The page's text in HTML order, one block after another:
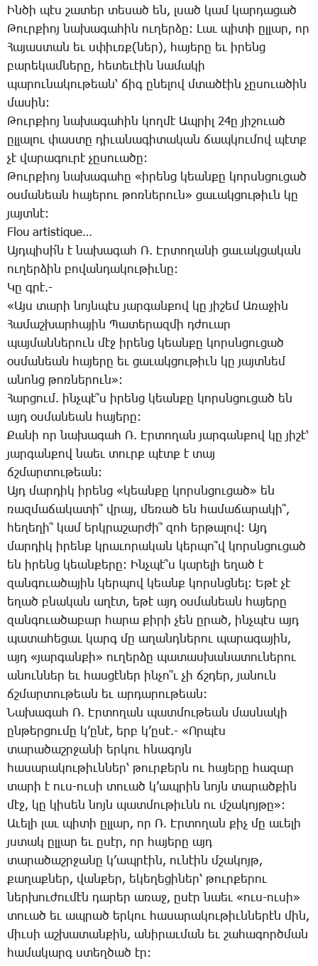
Ին­ծի պէս շա­տեր տե­սած են, լսած կամ կար­դա­ցած
­Թուր­քիոյ նա­խա­գա­հին ու­ղեր­ձը: ­Լաւ պի­տի ըլ­լար, որ
­Հա­յաս­տան եւ սփիւռք(ներ), հա­յե­րը եւ ի­րենց
բա­րե­կամ­նե­րը, հե­տե­ւէին նա­մա­կի
պա­րու­նա­կու­թեան՝ ճիգ ը­նե­լով մտա­ծէին չը­սո­ւա­ծին
մա­սին:
­Թուր­քիոյ նա­խա­գա­հին կող­մէ Ապ­րիլ 24ը յի­շո­ւած
ըլ­լա­լու փաս­տը դի­ւա­նա­գի­տա­կան ճապ­կու­մով պէտք
չէ վա­րա­գու­րէ չը­սո­ւա­ծը:
­Թուր­քիոյ նա­խա­գա­հը «ի­րենց կեան­քը կորսն­ցու­ցած
օս­մա­նեան հա­յե­րու թոռ­նե­րուն» ցա­ւակ­ցու­թիւն կը
յայտ­նէ:
Flou artistique…
Այդ­պի­սի՛ն է նա­խա­գահ Ռ. Էր­տո­ղա­նի ցա­ւակ­ցա­կան
ու­ղեր­ձին բո­վան­դա­կու­թիւ­նը:
­Կը գրէ.-
«Այս տա­րի նոյն­պէս յար­գան­քով կը յի­շեմ Ա­ռա­ջին
­Հա­մաշ­խար­հա­յին ­Պա­տե­րազ­մի դժո­ւար
պայ­ման­նե­րուն մէջ ի­րենց կեան­քը կորսն­ցու­ցած
օս­մա­նեան հա­յե­րը եւ ցա­ւակ­ցու­թիւն կը յայտ­նեմ
ա­նոնց թոռ­նե­րուն»:
­Հար­ցում. ինչ­պէ՞ս ի­րենց կեան­քը կորսն­ցու­ցած են
այդ օս­մա­նեան հա­յե­րը:
­Քա­նի որ նա­խա­գահ Ռ. Էր­տո­ղան յար­գան­քով կը յի­շէ՝
յար­գան­քով նաեւ տուրք պէտք է տայ
ճշմար­տու­թեան:
Այդ մար­դիկ ի­րենց «կեան­քը կորսնցու­ցած» են
ռազ­մա­ճա­կա­տի՞ վրայ, մե­ռած են հա­մա­ճա­րա­կի՞,
հե­ղե­ղի՞ կամ երկ­րա­շար­ժի՞ զոհ եր­թա­լով: Այդ
մար­դիկ ի­րենք կրա­ւո­րա­կան կեր­պո՞վ կորսն­ցու­ցած
են ի­րենց կեան­քե­րը: Ինչ­պէ՞ս կա­րե­լի ե­ղած է
զան­գուա­ծա­յին կեր­պով կեանք կորսնց­նել: Ե­թէ չէ
ե­ղած բնա­կան ա­ղէտ, ե­թէ այդ օս­մա­նեան հա­յե­րը
զան­գո­ւա­ծա­բար հա­րա քի­րի չեն ը­րած, ինչ­պէս այդ
պա­տա­հե­ցաւ կարգ մը ա­ղանդ­նե­րու պա­րա­գա­յին,
այդ «յար­գան­քի» ու­ղեր­ձը պա­տաս­խա­նա­տու­նե­րու
ա­նուն­ներ եւ հաս­ցէ­ներ ին­չո՞ւ չի ճշդեր, յա­նուն
ճշմար­տու­թեան եւ ար­դա­րու­թեան:
­Նա­խա­գահ Ռ. Էր­տո­ղան պատ­մու­թեան մաս­նա­կի
ըն­թեր­ցու­մը կ’ը­նէ, երբ կ’ը­սէ.- «Որ­պէս
տա­րա­ծաշր­ջա­նի եր­կու հնա­գոյն
հա­սա­րա­կու­թիւն­ներ՝ թուր­քերն ու հա­յե­րը հա­զար
տա­րի է ուս-ու­սի տո­ւած կ’ապ­րին նոյն տա­րած­քին
մէջ, կը կի­սեն նոյն պատ­մու­թիւնն ու մշա­կոյ­թը»:
Ա­ւե­լի լաւ պի­տի ըլ­լար, որ Ռ. Էր­տո­ղան քիչ մը ա­ւե­լի
յստակ ըլ­լար եւ ը­սէր, որ հա­յե­րը այդ
տա­րա­ծաշր­ջա­նը կ’ապ­րէին, ու­նէին մշա­կոյթ,
քա­ղաք­ներ, վան­քեր, ե­կե­ղե­ցի­ներ՝ թուր­քե­րու
ներ­խու­ժու­մէն դա­րեր ա­ռաջ, ը­սէր նաեւ «ուս-ու­սի»
տո­ւած եւ ապ­րած եր­կու հա­սա­րա­կու­թիւն­նե­րէն մին,
միւ­սի աշ­խա­տան­քին, ա­նի­րաւ­ման եւ շա­հա­գործ­ման
հա­մա­կարգ ստեղ­ծած էր: